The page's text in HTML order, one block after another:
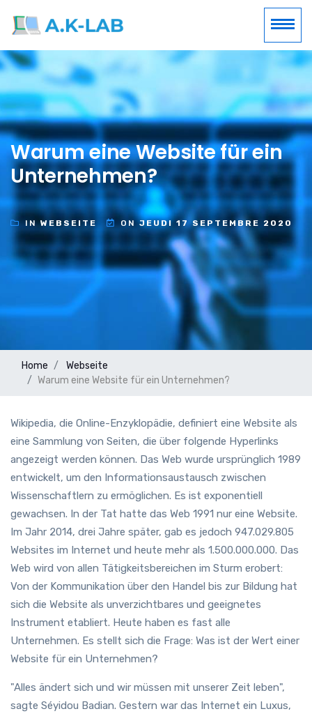
Warum eine Website für ein
Unternehmen?
INWEBSEITE ONJEUDI 17 SEPTEMBRE 2020
Home
Webseite
Warum eine Website für ein Unternehmen?
Wikipedia, die Online-Enzyklopädie, definiert eine Website als
eine Sammlung von Seiten, die über folgende Hyperlinks
angezeigt werden können. Das Web wurde ursprünglich 1989
entwickelt, um den Informationsaustausch zwischen
Wissenschaftlern zu ermöglichen. Es ist exponentiell
gewachsen. In der Tat hatte das Web 1991 nur eine Website.
Im Jahr 2014, drei Jahre später, gab es jedoch 947.029.805
Websites im Internet und heute mehr als 1.500.000.000. Das
Web wird von allen Tätigkeitsbereichen im Sturm erobert:
Von der Kommunikation über den Handel bis zur Bildung hat
sich die Website als unverzichtbares und geeignetes
Instrument etabliert. Heute haben es fast alle
Unternehmen. Es stellt sich die Frage: Was ist der Wert einer
Website für ein Unternehmen?
"Alles ändert sich und wir müssen mit unserer Zeit leben",
sagte Séyidou Badian. Gestern war das Internet ein Luxus,